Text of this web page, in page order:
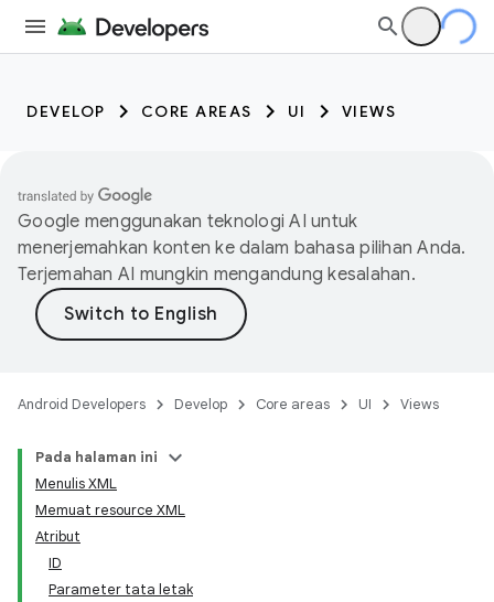
DEVELOP CORE AREAS UI VIEWS
Google menggunakan teknologi AI untuk
menerjemahkan konten ke dalam bahasa pilihan Anda.
Terjemahan AI mungkin mengandung kesalahan.
Android Developers Develop Core areas UI Views
Pada halaman ini
Menulis XML
Memuat resource XML
Atribut
ID
Parameter tata letak